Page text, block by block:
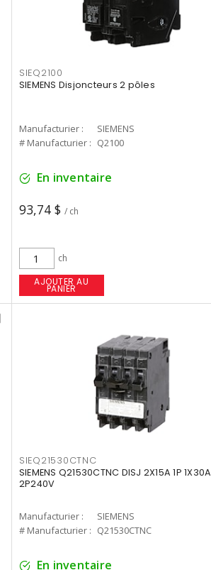
SIEQ2100
SIEMENS Disjoncteurs 2 pôles
Manufacturier :
SIEMENS
# Manufacturier : Q2100
En inventaire
93,74 $ / ch
ch
AJOUTER AU
PANIER
SIEQ21530CTNC
SIEMENS Q21530CTNC DISJ 2X15A 1P 1X30A
2P240V
Manufacturier :
SIEMENS
# Manufacturier : Q21530CTNC
En inventaire